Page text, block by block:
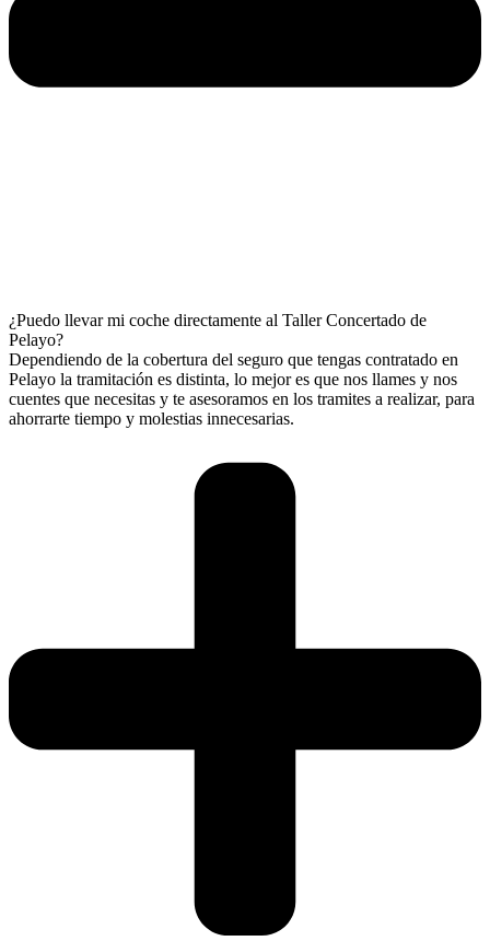
¿Puedo llevar mi coche directamente al Taller Concertado de
Pelayo?
Dependiendo de la cobertura del seguro que tengas contratado en
Pelayo la tramitación es distinta, lo mejor es que nos llames y nos
cuentes que necesitas y te asesoramos en los tramites a realizar, para
ahorrarte tiempo y molestias innecesarias.